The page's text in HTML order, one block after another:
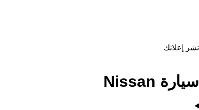
نشر إعلانك
سيارة Nissan